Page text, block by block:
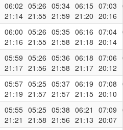
06:02
21:14
05:26
21:55
05:34
21:59
06:15
21:20
07:03
20:16
06:00
21:16
05:26
21:55
05:35
21:58
06:16
21:18
07:04
20:14
05:59
21:17
05:26
21:56
05:36
21:58
06:18
21:17
07:06
20:12
05:57
21:19
05:25
21:57
05:37
21:57
06:19
21:15
07:08
20:10
05:55
21:21
05:25
21:58
05:38
21:56
06:21
21:13
07:09
20:07